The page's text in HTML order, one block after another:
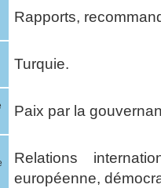
Rapports,
Turquie.
Paix par la
Relations
européenne,